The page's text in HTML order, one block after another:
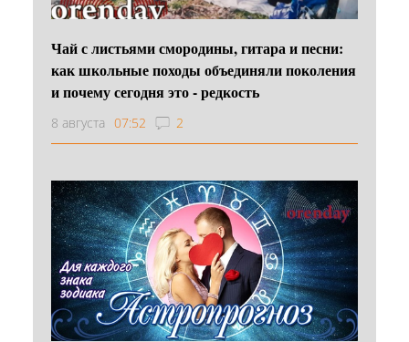
Чай с листьями смородины, гитара и песни:
как школьные походы объединяли поколения
и почему сегодня это - редкость
8 августа 07:52 2